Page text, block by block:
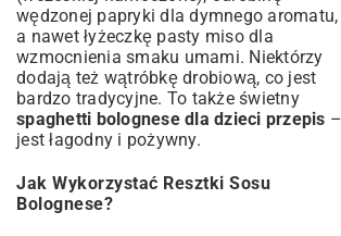
wędzonej papryki dla dymnego aromatu,
a nawet łyżeczkę pasty miso dla
wzmocnienia smaku umami. Niektórzy
dodają też wątróbkę drobiową, co jest
bardzo tradycyjne. To także świetny
spaghetti bolognese dla dzieci przepis –
jest łagodny i pożywny.
Jak Wykorzystać Resztki Sosu
Bolognese?